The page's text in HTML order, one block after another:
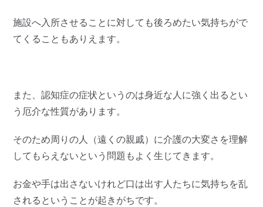
施設へ入所させることに対しても後ろめたい気持ちがで
てくることもありえます。
また、認知症の症状というのは身近な人に強く出るとい
う厄介な性質があります。
そのため周りの人（遠くの親戚）に介護の大変さを理解
してもらえないという問題もよく生じてきます。
お金や手は出さないけれど口は出す人たちに気持ちを乱
されるということが起きがちです。